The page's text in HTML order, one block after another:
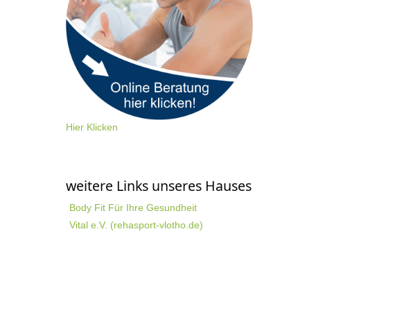
Hier Klicken
weitere Links unseres Hauses
Body Fit Für Ihre Gesundheit
Vital e.V. (rehasport-vlotho.de)